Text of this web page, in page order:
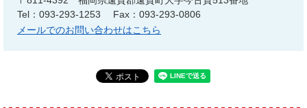
Tel：093-293-1253
Fax：093-293-0806
メールでのお問い合わせはこちら